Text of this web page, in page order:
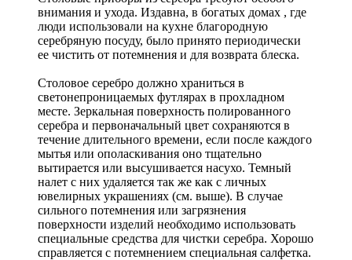
внимания и ухода. Издавна, в богатых домах , где
люди использовали на кухне благородную
серебряную посуду, было принято периодически
ее чистить от потемнения и для возврата блеска.
Столовое серебро должно храниться в
светонепроницаемых футлярах в прохладном
месте. Зеркальная поверхность полированного
серебра и первоначальный цвет сохраняются в
течение длительного времени, если после каждого
мытья или ополаскивания оно тщательно
вытирается или высушивается насухо. Темный
налет с них удаляется так же как с личных
ювелирных украшениях (см. выше). В случае
сильного потемнения или загрязнения
поверхности изделий необходимо использовать
специальные средства для чистки серебра. Хорошо
справляется с потемнением специальная салфетка.